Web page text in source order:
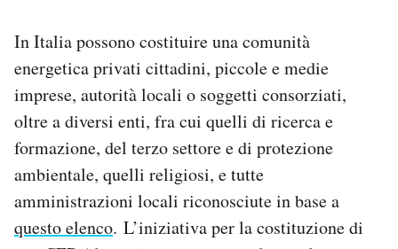
In Italia possono costituire una comunità
energetica privati cittadini, piccole e medie
imprese, autorità locali o soggetti consorziati,
oltre a diversi enti, fra cui quelli di ricerca e
formazione, del terzo settore e di protezione
ambientale, quelli religiosi, e tutte
amministrazioni locali riconosciute in base a
questo elenco. L’iniziativa per la costituzione di